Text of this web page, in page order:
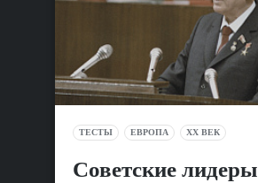
ТЕСТЫ ЕВРОПА XX ВЕК
Советские лидеры